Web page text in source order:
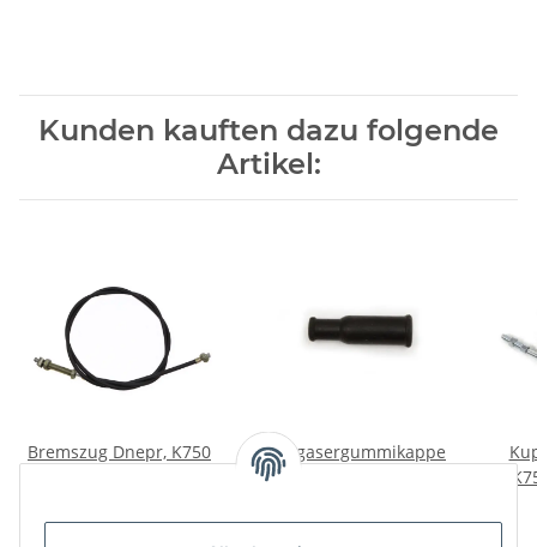
Kunden kauften dazu folgende
Artikel:
Bremszug Dnepr, K750
Vergasergummikappe
für Gaszug Vergaser